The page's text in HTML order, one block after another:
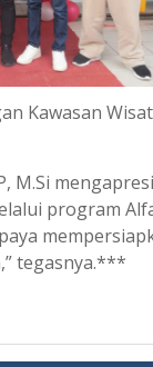
Kawasan
M.Si
program
tegasnya.***